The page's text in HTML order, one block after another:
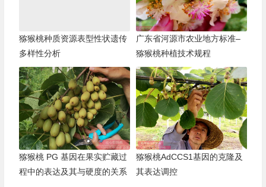
猕猴桃种质资源表型性状遗传
多样性分析
广东省河源市农业地方标准–
猕猴桃种植技术规程
猕猴桃 PG 基因在果实贮藏过
程中的表达及其与硬度的关系
猕猴桃AdCCS1基因的克隆及
其表达调控